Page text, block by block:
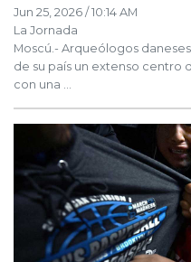
Jun 25, 2026 / 10:14 AM
La Jornada
Moscú.- Arqueólogos
de su país un extenso centro
con una ...